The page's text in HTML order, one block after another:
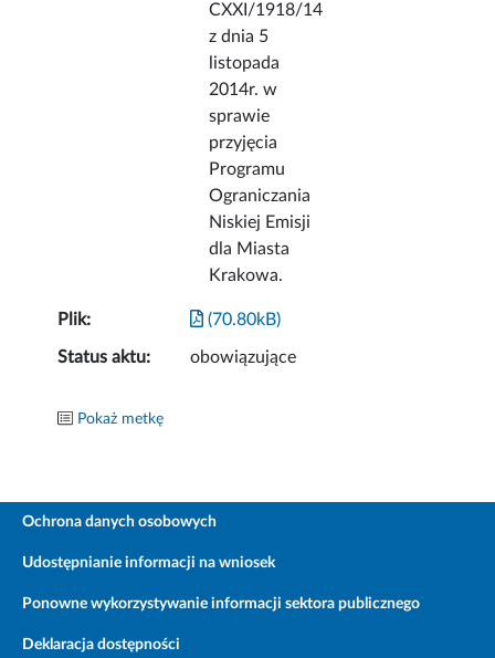
CXXI/1918/14
z dnia 5
listopada
2014r. w
sprawie
przyjęcia
Programu
Ograniczania
Niskiej Emisji
dla Miasta
Krakowa.
Plik: (70.80kB)
Status aktu: obowiązujące
Pokaż metkę
Ochrona danych osobowych
Udostępnianie informacji na wniosek
Ponowne wykorzystywanie informacji sektora publicznego
Deklaracja dostępności